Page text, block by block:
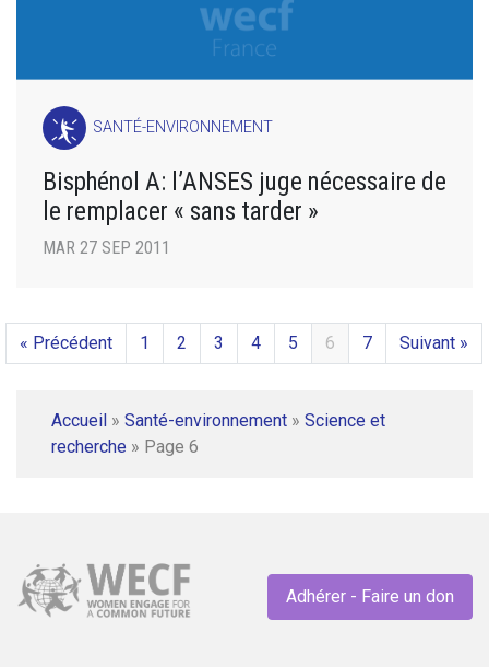
SANTÉ-ENVIRONNEMENT
Bisphénol A: l’ANSES juge nécessaire de
le remplacer « sans tarder »
MAR 27 SEP 2011
« Précédent 1 2 3 4 5 6 7 Suivant »
Accueil » Santé-environnement » Science et
recherche » Page 6
Adhérer - Faire un don